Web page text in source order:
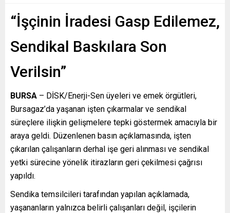
“İşçinin İradesi Gasp Edilemez,
Sendikal Baskılara Son
Verilsin”
BURSA – DİSK/Enerji-Sen üyeleri ve emek örgütleri,
Bursagaz’da yaşanan işten çıkarmalar ve sendikal
süreçlere ilişkin gelişmelere tepki göstermek amacıyla bir
araya geldi. Düzenlenen basın açıklamasında, işten
çıkarılan çalışanların derhal işe geri alınması ve sendikal
yetki sürecine yönelik itirazların geri çekilmesi çağrısı
yapıldı.
Sendika temsilcileri tarafından yapılan açıklamada,
yaşananların yalnızca belirli çalışanları değil, işçilerin